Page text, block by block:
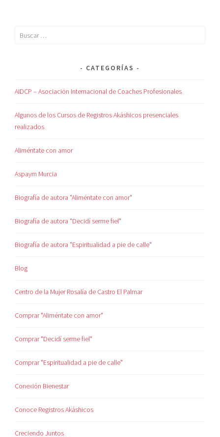
CATEGORÍAS
AIDCP – Asociación Internacional de Coaches Profesionales
Algunos de los Cursos de Registros Akáshicos presenciales
realizados
Aliméntate con amor
Aspaym Murcia
Biografía de autora "Aliméntate con amor"
Biografía de autora "Decidí serme fiel"
Biografía de autora "Espiritualidad a pie de calle"
Blog
Centro de la Mujer Rosalía de Castro El Palmar
Comprar "Aliméntate con amor"
Comprar "Decidí serme fiel"
Comprar "Espiritualidad a pie de calle"
Conexión Bienestar
Conoce Registros Akáshicos
Creciendo Juntos